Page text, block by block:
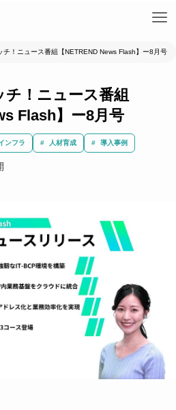
チ！ニュース番組【NETREND News Flash】ー8月号
！ニュース番組
Flash】ー8月号
ンフラ 人材育成 導入事例